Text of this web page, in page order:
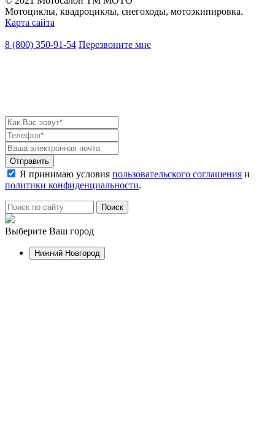
Мотоциклы, квадроциклы, снегоходы, мотоэкипировка.
Карта сайта
8 (800) 350-91-54 Перезвоните мне
Я принимаю условия пользовательского соглашения и
политики конфиденциальности.
Выберите Ваш город
Нижний Новгород